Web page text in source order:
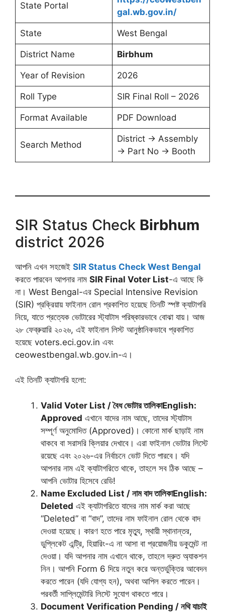
State Portal
gal.wb.gov.in/
State West Bengal
District Name Birbhum
Year of Revision 2026
Roll Type SIR Final Roll – 2026
Format Available PDF Download
Search Method
District → Assembly
→ Part No → Booth
SIR Status Check Birbhum
district 2026
আপনি এখন সহজেই SIR Status Check West Bengal
করতে পারবেন আপনার নাম SIR Final Voter List-এ আছে কি
না। West Bengal-এর Special Intensive Revision
(SIR) প্রক্রিয়ায় ফাইনাল রোল প্রকাশিত হয়েছে তিনটি স্পষ্ট ক্যাটাগরি
নিয়ে, যাতে প্রত্যেক ভোটারের স্ট্যাটাস পরিষ্কারভাবে বোঝা যায়। আজ
২৮ ফেব্রুয়ারি ২০২৬, এই ফাইনাল লিস্ট আনুষ্ঠানিকভাবে প্রকাশিত
হয়েছে voters.eci.gov.in এবং
ceowestbengal.wb.gov.in-এ।
এই তিনটি ক্যাটাগরি হলো:
Valid Voter List / বৈধ ভোটার তালিকাEnglish:
Approved এখানে যাদের নাম আছে, তাদের স্ট্যাটাস
সম্পূর্ণ অনুমোদিত (Approved)। কোনো মার্ক ছাড়াই নাম
থাকবে বা সরাসরি ক্লিয়ার দেখাবে। এরা ফাইনাল ভোটার লিস্টে
রয়েছে এবং ২০২৬-এর নির্বাচনে ভোট দিতে পারবে। যদি
আপনার নাম এই ক্যাটাগরিতে থাকে, তাহলে সব ঠিক আছে –
আপনি ভোটার হিসেবে রেডি!
Name Excluded List / নাম বাদ তালিকাEnglish:
Deleted এই ক্যাটাগরিতে যাদের নাম মার্ক করা আছে
“Deleted” বা “বাদ”, তাদের নাম ফাইনাল রোল থেকে বাদ
দেওয়া হয়েছে। কারণ হতে পারে মৃত্যু, স্থায়ী স্থানান্তর,
ডুপ্লিকেট এন্ট্রি, হিয়ারিং-এ না আসা বা প্রয়োজনীয় ডকুমেন্ট না
দেওয়া। যদি আপনার নাম এখানে থাকে, তাহলে দ্রুত অ্যাকশন
নিন। আপনি Form 6 দিয়ে নতুন করে অন্তর্ভুক্তির আবেদন
করতে পারেন (যদি যোগ্য হন), অথবা আপিল করতে পারেন।
পরবর্তী সাপ্লিমেন্টারি লিস্টে সুযোগ থাকতে পারে।
Document Verification Pending / নথি যাচাই